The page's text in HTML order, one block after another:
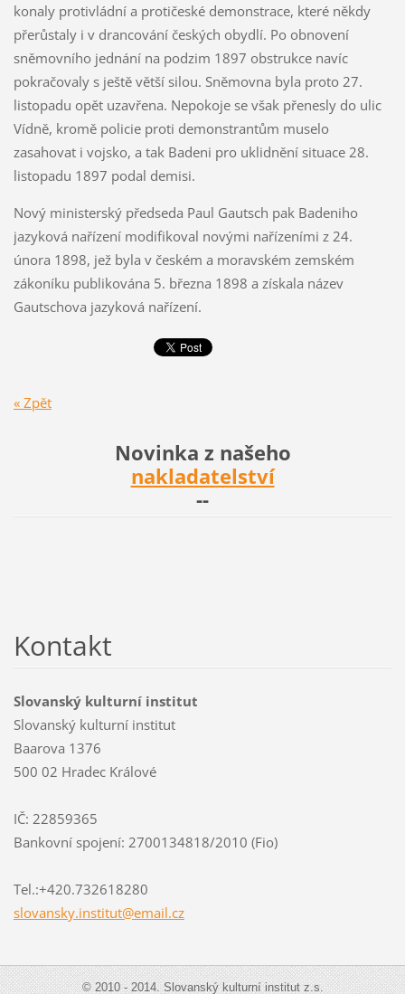
konaly protivládní a protičeské demonstrace, které někdy
přerůstaly i v drancování českých obydlí. Po obnovení
sněmovního jednání na podzim 1897 obstrukce navíc
pokračovaly s ještě větší silou. Sněmovna byla proto 27.
listopadu opět uzavřena. Nepokoje se však přenesly do ulic
Vídně, kromě policie proti demonstrantům muselo
zasahovat i vojsko, a tak Badeni pro uklidnění situace 28.
listopadu 1897 podal demisi.
Nový ministerský předseda Paul Gautsch pak Badeniho
jazyková nařízení modifikoval novými nařízeními z 24.
února 1898, jež byla v českém a moravském zemském
zákoníku publikována 5. března 1898 a získala název
Gautschova jazyková nařízení.
« Zpět
Novinka z našeho
nakladatelství
--
Kontakt
Slovanský kulturní institut
Slovanský kulturní institut
Baarova 1376
500 02 Hradec Králové
IČ: 22859365
Bankovní spojení: 2700134818/2010 (Fio)
Tel.:+420.732618280
slovansky.institut@email.cz
© 2010 - 2014. Slovanský kulturní institut z.s.